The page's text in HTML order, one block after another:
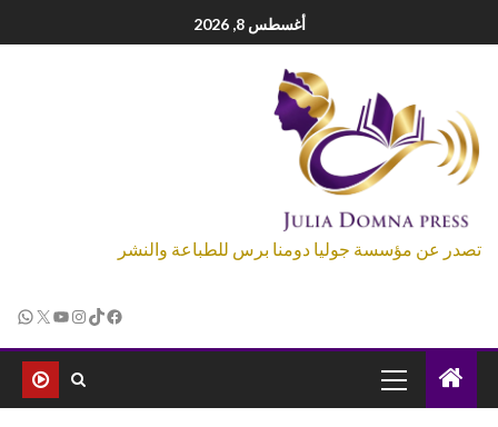
أغسطس 8, 2026
تصدر عن مؤسسة جوليا دومنا برس للطباعة والنشر